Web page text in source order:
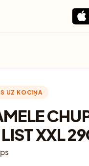
UZ KOCIŅA
XXL